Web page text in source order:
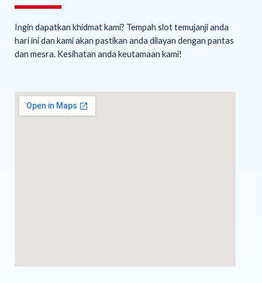
Ingin dapatkan khidmat kami? Tempah slot temujanji anda
hari ini dan kami akan pastikan anda dilayan dengan pantas
dan mesra. Kesihatan anda keutamaan kami!